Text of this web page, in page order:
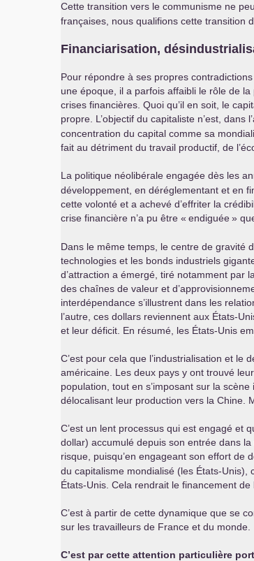
Cette transition vers le communisme ne
françaises, nous qualifions cette transition
Financiarisation,
Pour répondre à ses propres
une époque, il a parfois affaibli le rôle de
crises financières. Quoi qu’il en soit, le
propre. L’objectif du capitaliste n’est, dans
concentration du capital comme sa
fait au détriment du travail productif, de
La politique néolibérale engagée dès les
développement, en déréglementant et en
cette volonté et a achevé d’effriter la
crise financière n’a pu être « endiguée»
Dans le même temps, le centre de gravité
technologies et les bonds industriels
d’attraction a émergé, tiré notamment par
des chaînes de valeur et
interdépendance s’illustrent dans les
l’autre, ces dollars reviennent aux États-
et leur déficit. En résumé, les États-Unis
C’est pour cela que l’industrialisation et
américaine. Les deux pays y ont trouvé
population, tout en s’imposant sur la
délocalisant leur production vers la Chine.
C’est un lent processus qui est engagé et
dollar) accumulé depuis son entrée dans
risque, puisqu’en engageant son effort de
du capitalisme mondialisé (les États-
États-Unis. Cela rendrait le financement
C’est à partir de cette dynamique que se
sur les travailleurs de France et du monde.
C’est par cette attention particulière